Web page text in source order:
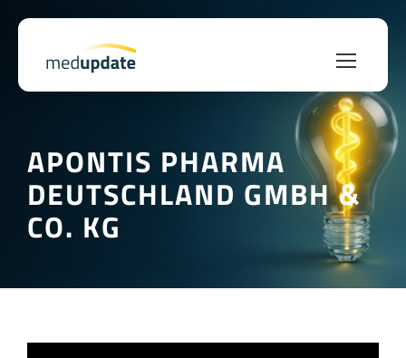
APONTIS PHARMA
DEUTSCHLAND GMBH &
CO. KG